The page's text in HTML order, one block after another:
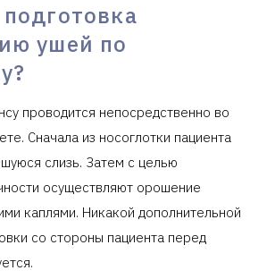
ушей по
проводится непосредственно во
Сначала из носоглотки пациента
слизь. Затем с целью
осуществляют орошение
каплями. Никакой дополнительной
со стороны пациента перед